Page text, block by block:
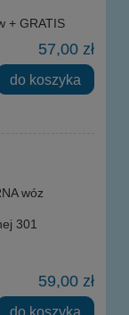
+ GRATIS
57,00 zł
do koszyka
wóz
301
59,00 zł
do koszyka